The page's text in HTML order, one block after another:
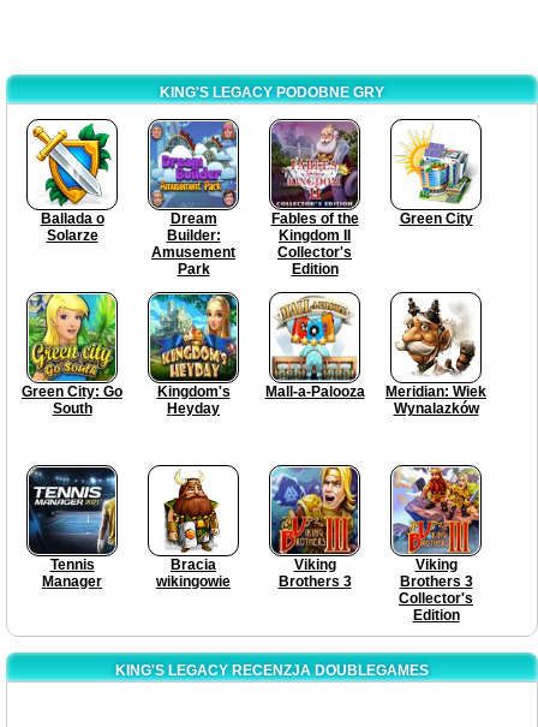
KING'S LEGACY PODOBNE GRY
Ballada o
Solarze
Dream
Builder:
Amusement
Park
Fables of the
Kingdom II
Collector's
Edition
Green City
Green City: Go
South
Kingdom's
Heyday
Mall-a-Palooza
Meridian: Wiek
Wynalazków
Tennis
Manager
Bracia
wikingowie
Viking
Brothers 3
Viking
Brothers 3
Collector's
Edition
KING'S LEGACY RECENZJA DOUBLEGAMES